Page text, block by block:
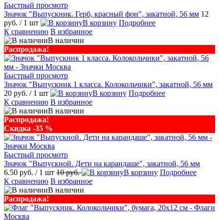
Быстрый просмотр
Значок "Выпускник. Герб, красный фон", закатной, 56 мм 12
руб. / 1 шт В корзину Подробнее
К сравнению В избранное
В наличии
Распродажа!
Быстрый просмотр
Значок "Выпускник 1 класса. Колокольчики", закатной, 56 мм
20 руб. / 1 шт В корзину Подробнее
К сравнению В избранное
В наличии
Распродажа!
Скидка -35 %
Быстрый просмотр
Значок "Выпускной. Дети на карандаше", закатной, 56 мм
6.50 руб. / 1 шт 10 руб. В корзину Подробнее
К сравнению В избранное
В наличии
Распродажа!